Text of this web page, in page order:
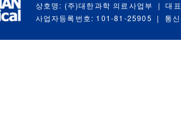
상호명: (주)대한과학 의료사업부 |
대
사업자등록번호: 101-81-25905
| 통